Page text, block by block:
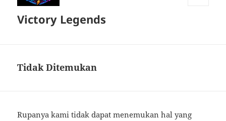
Victory Legends
Tidak Ditemukan
Rupanya kami tidak dapat menemukan hal yang